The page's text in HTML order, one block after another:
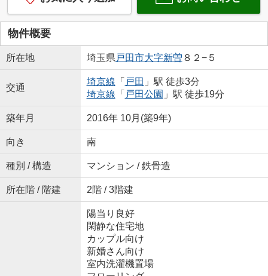
物件概要
所在地 埼玉県 戸田市大字新曽 ８２−５
交通
埼京線 「 戸田 」駅 徒歩3分
埼京線 「 戸田公園 」駅 徒歩19分
築年月 2016年 10月(築9年)
向き 南
種別 / 構造 マンション / 鉄骨造
所在階 / 階建 2階 / 3階建
陽当り良好
閑静な住宅地
カップル向け
新婚さん向け
室内洗濯機置場